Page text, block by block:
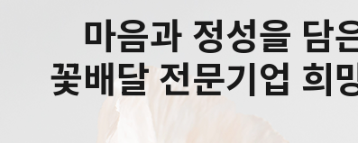
마음과 정성을 담
꽃배달 전문기업 희